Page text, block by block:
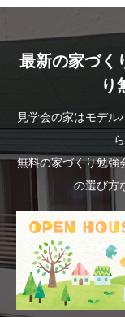
最新の家づく
り
見学会の家はモデル
無料の家づくり勉強
の選び方